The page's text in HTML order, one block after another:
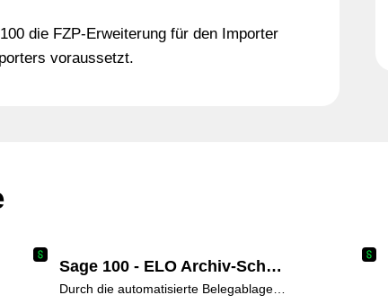
die FZP-Erweiterung für den Importer
voraussetzt.
Sage 100 - ELO Archiv-Schnittstelle
Durch die automatisierte Belegablage und Zuordnung zu Vorgängen werden Suchzeiten deutlich reduziert und ein schneller, ganzheitlicher Überblick geschaffen. Schnelle Informationsverfügbarkeit wird durch diesen Digitalisierungsprozess gewährleistet.